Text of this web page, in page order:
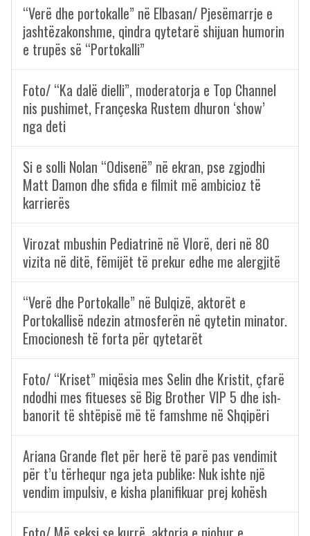
“Verë dhe portokalle” në Elbasan/ Pjesëmarrje e
jashtëzakonshme, qindra qytetarë shijuan humorin
e trupës së “Portokalli”
Foto/ “Ka dalë dielli”, moderatorja e Top Channel
nis pushimet, Françeska Rustem dhuron ‘show’
nga deti
Si e solli Nolan “Odisenë” në ekran, pse zgjodhi
Matt Damon dhe sfida e filmit më ambicioz të
karrierës
Virozat mbushin Pediatrinë në Vlorë, deri në 80
vizita në ditë, fëmijët të prekur edhe me alergjitë
“Verë dhe Portokalle” në Bulqizë, aktorët e
Portokallisë ndezin atmosferën në qytetin minator.
Emocionesh të forta për qytetarët
Foto/ “Kriset” miqësia mes Selin dhe Kristit, çfarë
ndodhi mes fitueses së Big Brother VIP 5 dhe ish-
banorit të shtëpisë më të famshme në Shqipëri
Ariana Grande flet për herë të parë pas vendimit
për t’u tërhequr nga jeta publike: Nuk ishte një
vendim impulsiv, e kisha planifikuar prej kohësh